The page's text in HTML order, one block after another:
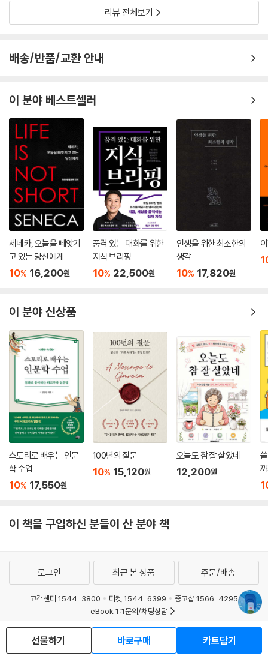
발 채널을 통해 자신의 삶을 비교하며, 궁극적으
리뷰 전체보기
배송/반품/교환 안내
이 분야 베스트셀러
세네카, 오늘을 빼앗기
고 있는 당신에게
10% 16,200원
품격 있는 대화를 위한
지식 브리핑
10% 22,500원
인생을 위한 최소한의
생각
10% 17,820원
이 분야 신상품
스토리로 배우는 인문
학 수업
10% 17,550원
100년의 질문
10% 15,120원
오늘도 참 잘 살았네
12,200원
이 책을 구입하신 분들이 산 분야 책
선물하기 바로구매 카트담기
로그인 최근 본 상품 주문/배송
고객센터 1544-3800 티켓 1544-6399
중고샵 1566-4295
eBook 1:1문의/채팅상담
예스이십사(주) 사업자 정보
이용약관
개인정보처리방침
청소년보호정책